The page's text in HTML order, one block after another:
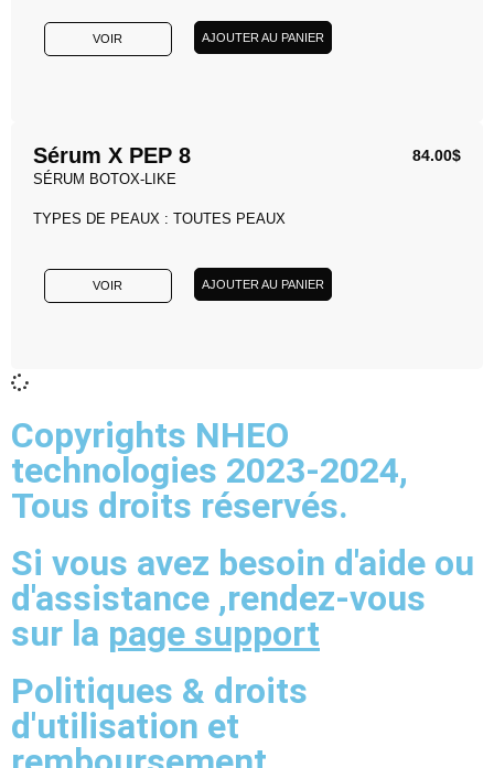
VOIR AJOUTER AU PANIER
Sérum X PEP 8 84.00$
SÉRUM BOTOX-LIKE
TYPES DE PEAUX : TOUTES PEAUX
VOIR AJOUTER AU PANIER
Copyrights NHEO
technologies 2023-2024,
Tous droits réservés.
Si vous avez besoin d'aide ou
d'assistance ,rendez-vous
sur la page support
Politiques & droits
d'utilisation et